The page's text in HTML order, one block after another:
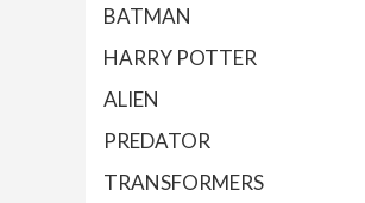
BATMAN
HARRY POTTER
ALIEN
PREDATOR
TRANSFORMERS